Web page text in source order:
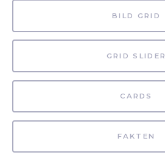
BILD GRID
GRID SLIDER
CARDS
FAKTEN